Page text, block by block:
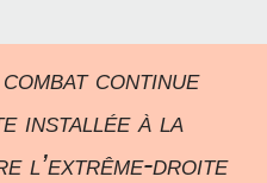
continue
installée à la
l’extrême-droite